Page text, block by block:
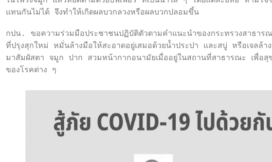
แทนกันไม่ได้ จึงทำให้เกิดผลบวกลวงหรือผลบวกปลอมขึ้น
กปน. ขอความร่วมมือประชาชนปฏิบัติตัวตามคำแนะนำของกระทรวงสาธาร
ที่ปรุงสุกใหม่ หมั่นล้างมือให้สะอาดอยู่เสมอด้วยน้ำประปา และสบู่ หรือเจลล้
มาสัมผัสตา จมูก ปาก สวมหน้ากากอนามัยเมื่ออยู่ในสถานที่สาธารณะ เพื่อสุ
ของโรคต่าง ๆ